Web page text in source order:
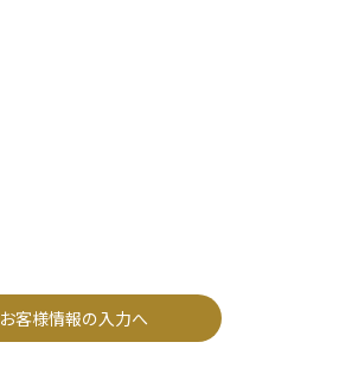
お客様情報の入力へ